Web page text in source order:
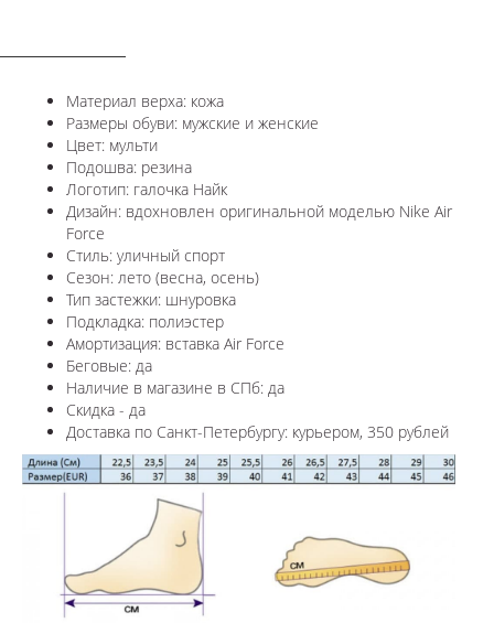
Материал верха: кожа
Размеры обуви: мужские и женские
Цвет: мульти
Подошва: резина
Логотип: галочка Найк
Дизайн: вдохновлен оригинальной моделью Nike Air
Force
Стиль: уличный спорт
Сезон: лето (весна, осень)
Тип застежки: шнуровка
Подкладка: полиэстер
Амортизация: вставка Air Force
Беговые: да
Наличие в магазине в СПб: да
Скидка - да
Доставка по Санкт-Петербургу: курьером, 350 рублей